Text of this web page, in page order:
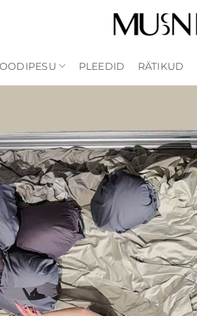
PLEEDID RÄTIKUD